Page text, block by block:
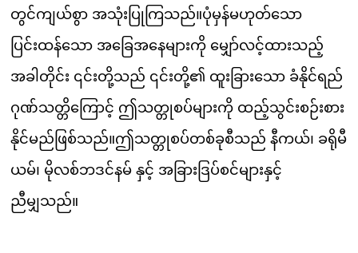
တွင်ကျယ်စွာ အသုံးပြုကြသည်။ပုံမှန်မဟုတ်သော
ပြင်းထန်သော အခြေအနေများကို မျှော်လင့်ထားသည့်
အခါတိုင်း ၎င်းတို့သည် ၎င်းတို့၏ ထူးခြားသော ခံနိုင်ရည်
ဂုဏ်သတ္တိကြောင့် ဤသတ္တုစပ်များကို ထည့်သွင်းစဉ်းစား
နိုင်မည်ဖြစ်သည်။ဤသတ္တုစပ်တစ်ခုစီသည် နီကယ်၊ ခရိုမီ
ယမ်၊ မိုလစ်ဘဒင်နမ် နှင့် အခြားဒြပ်စင်များနှင့်
ညီမျှသည်။